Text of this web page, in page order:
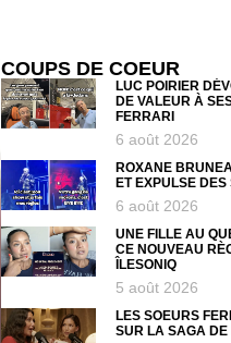
COUPS DE COEUR
LUC POIRIER
DE VALEUR À
FERRARI
6 août 2026
ROXANE
ET EXPULSE DES
6 août 2026
UNE FILLE AU
CE NOUVEAU
ÎLESONIQ
5 août 2026
LES SOEURS
SUR LA SAGA